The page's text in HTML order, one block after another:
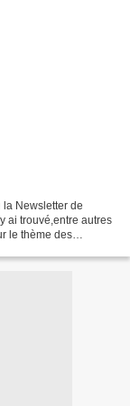
la Newsletter de
ai trouvé,entre autres
le thème des